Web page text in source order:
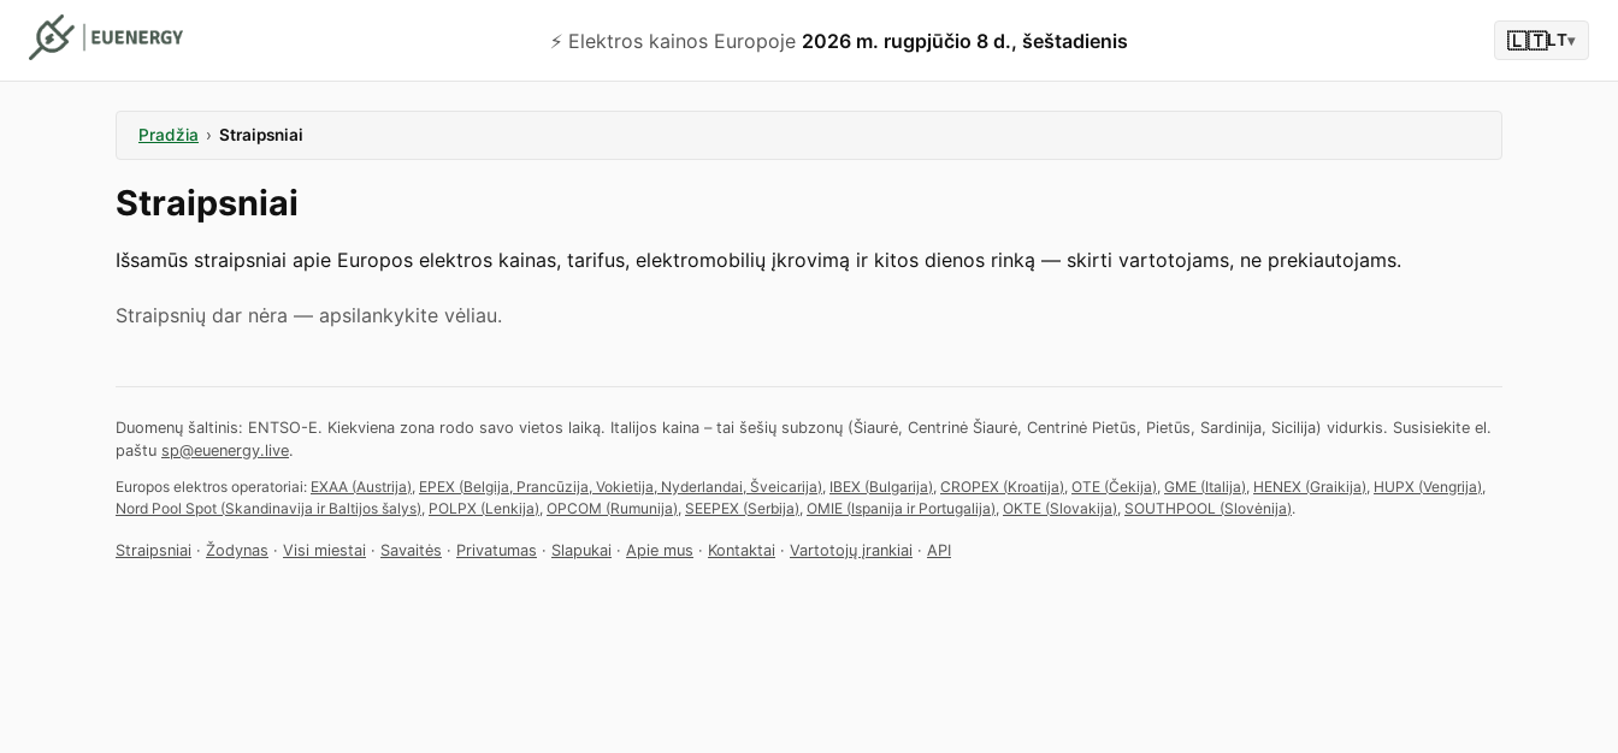
⚡️ Elektros kainos Europoje 2026 m. rugpjūčio 8 d., šeštadienis 🇱🇹LT▾
Pradžia › Straipsniai
Straipsniai
Išsamūs straipsniai apie Europos elektros kainas, tarifus, elektromobilių įkrovimą ir kitos dienos rinką — skirti vartotojams, ne prekiautojams.
Straipsnių dar nėra — apsilankykite vėliau.
Duomenų šaltinis: ENTSO-E. Kiekviena zona rodo savo vietos laiką. Italijos kaina – tai šešių subzonų (Šiaurė, Centrinė Šiaurė, Centrinė Pietūs, Pietūs, Sardinija, Sicilija) vidurkis. Susisiekite el.
paštu sp@euenergy.live.
Europos elektros operatoriai: EXAA (Austrija), EPEX (Belgija, Prancūzija, Vokietija, Nyderlandai, Šveicarija), IBEX (Bulgarija), CROPEX (Kroatija), OTE (Čekija), GME (Italija), HENEX (Graikija), HUPX (Vengrija),
Nord Pool Spot (Skandinavija ir Baltijos šalys), POLPX (Lenkija), OPCOM (Rumunija), SEEPEX (Serbija), OMIE (Ispanija ir Portugalija), OKTE (Slovakija), SOUTHPOOL (Slovėnija).
Straipsniai · Žodynas · Visi miestai · Savaitės · Privatumas · Slapukai · Apie mus · Kontaktai · Vartotojų įrankiai · API